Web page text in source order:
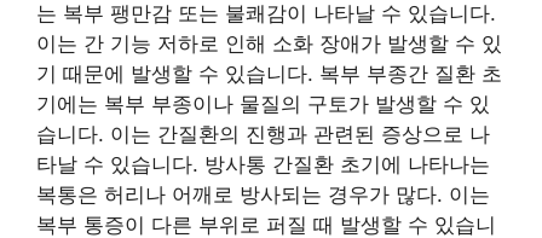
는 복부 팽만감 또는 불쾌감이 나타날 수 있습니다.
이는 간 기능 저하로 인해 소화 장애가 발생할 수 있
기 때문에 발생할 수 있습니다. 복부 부종간 질환 초
기에는 복부 부종이나 물질의 구토가 발생할 수 있
습니다. 이는 간질환의 진행과 관련된 증상으로 나
타날 수 있습니다. 방사통 간질환 초기에 나타나는
복통은 허리나 어깨로 방사되는 경우가 많다. 이는
복부 통증이 다른 부위로 퍼질 때 발생할 수 있습니